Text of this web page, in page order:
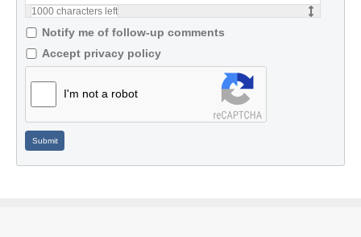
1000 characters left
Notify me of follow-up comments
Accept privacy policy
I'm not a robot
Submit